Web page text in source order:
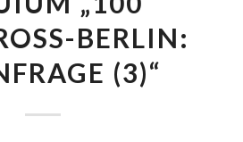
BERLIN: D
(3)“